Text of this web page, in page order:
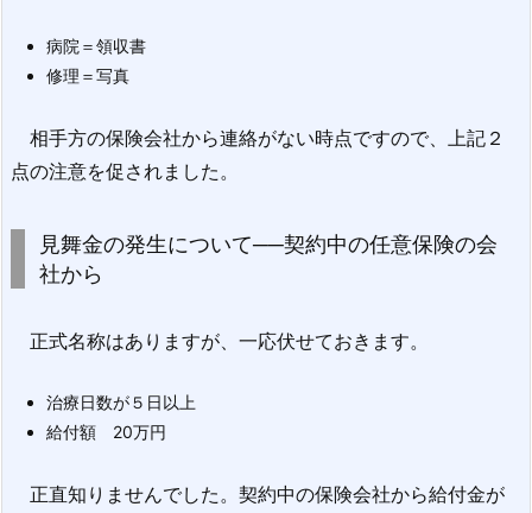
病院＝領収書
修理＝写真
相手方の保険会社から連絡がない時点ですので、上記２
点の注意を促されました。
見舞金の発生について──契約中の任意保険の会
社から
正式名称はありますが、一応伏せておきます。
治療日数が５日以上
給付額 20万円
正直知りませんでした。契約中の保険会社から給付金が